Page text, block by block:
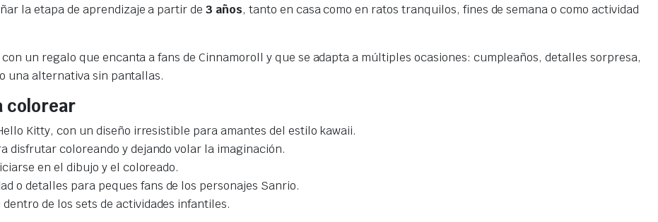
la etapa de aprendizaje a partir de3 años, tanto en casa como en ratos tranquilos, fines de semana o como actividad
un regalo que encanta a fans de Cinnamoroll y que se adapta a múltiples ocasiones: cumpleaños, detalles sorpresa,
una alternativa sin pantallas.
colorear
Kitty, con un diseño irresistible para amantes del estilo kawaii.
disfrutar coloreando y dejando volar la imaginación.
en el dibujo y el coloreado.
o detalles para peques fans de los personajes Sanrio.
de los sets de actividades infantiles.